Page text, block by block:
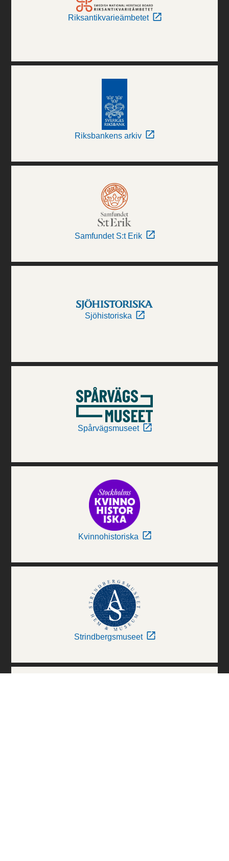
Riksantikvarieämbetet
Riksbankens arkiv
Samfundet S:t Erik
Sjöhistoriska
Spårvägsmuseet
Kvinnohistoriska
Strindbergsmuseet